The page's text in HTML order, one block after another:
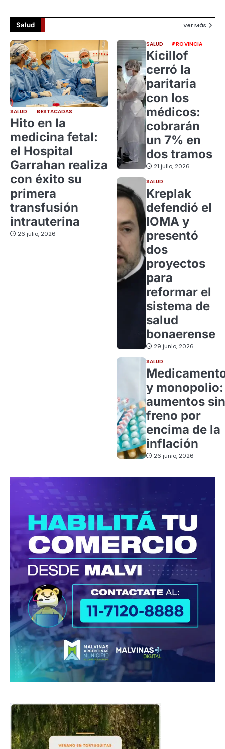
Salud Ver Más
SALUD DESTACADAS
Hito en la
medicina fetal:
el Hospital
Garrahan realiza
con éxito su
primera
transfusión
intrauterina
26 julio, 2026
SALUD PROVINCIA
Kicillof
cerró la
paritaria
con los
médicos:
cobrarán
un 7% en
dos tramos
21 julio, 2026
SALUD
Kreplak
defendió el
IOMA y
presentó
dos
proyectos
para
reformar el
sistema de
salud
bonaerense
29 junio, 2026
SALUD
y monopolio:
aumentos sin
freno por
encima de la
inflación
26 junio, 2026